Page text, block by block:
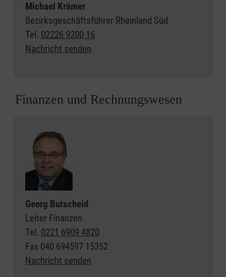
Michael Krämer
Bezirksgeschäftsführer Rheinland Süd
Tel. 02226 9200 16
Nachricht senden
Finanzen und Rechnungswesen
Georg Butscheid
Leiter Finanzen
Tel. 0221 6909 4820
Fax 040 694597 15352
Nachricht senden